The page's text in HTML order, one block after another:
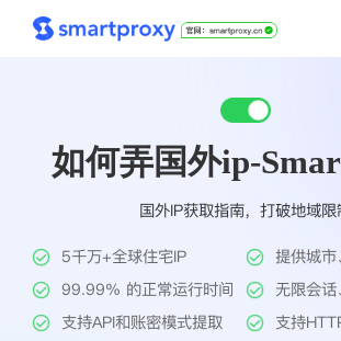
套餐购买
工具
帮助中心
如何弄国外ip-
国外IP获取指南，打破地域限
5千万+全球住宅IP
提供城
99.99% 的正常运行时间
无限会
支持API和账密模式提取
支持